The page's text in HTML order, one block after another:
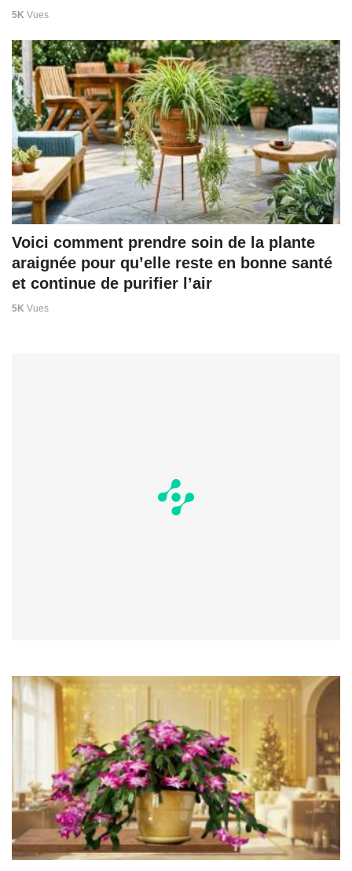
5K Vues
Voici comment prendre soin de la plante
araignée pour qu’elle reste en bonne santé
et continue de purifier l’air
5K Vues